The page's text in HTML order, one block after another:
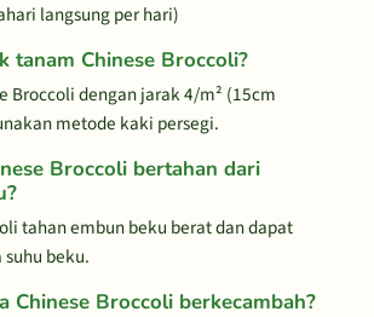
langsung per hari)
tanam Chinese Broccoli?
Broccoli dengan jarak 4/m² (15cm
metode kaki persegi.
Broccoli bertahan dari
tahan embun beku berat dan dapat
beku.
Chinese Broccoli berkecambah?